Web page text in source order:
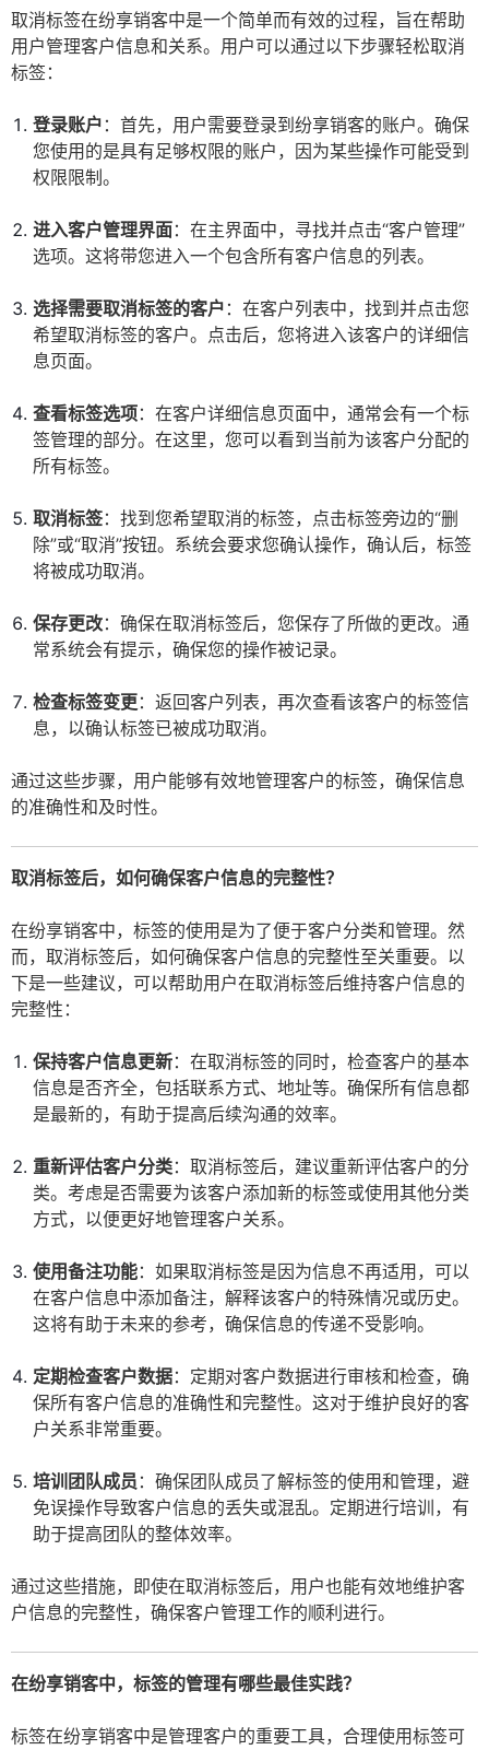
取消标签在纷享销客中是一个简单而有效的过程，旨在帮助
用户管理客户信息和关系。用户可以通过以下步骤轻松取消
标签：
登录账户 ：首先，用户需要登录到纷享销客的账户。确保
您使用的是具有足够权限的账户，因为某些操作可能受到
权限限制。
进入客户管理界面：在主界面中，寻找并点击“客户管理”
选项。这将带您进入一个包含所有客户信息的列表。
选择需要取消标签的客户 ：在客户列表中，找到并点击您
希望取消标签的客户。点击后，您将进入该客户的详细信
息页面。
查看标签选项：在客户详细信息页面中，通常会有一个标
签管理的部分。在这里，您可以看到当前为该客户分配的
所有标签。
取消标签：找到您希望取消的标签，点击标签旁边的“删
除”或“取消”按钮。系统会要求您确认操作，确认后，标签
将被成功取消。
保存更改：确保在取消标签后，您保存了所做的更改。通
常系统会有提示，确保您的操作被记录。
检查标签变更：返回客户列表，再次查看该客户的标签信
息，以确认标签已被成功取消。
通过这些步骤，用户能够有效地管理客户的标签，确保信息
的准确性和及时性。
取消标签后，如何确保客户信息的完整性？
在纷享销客中，标签的使用是为了便于客户分类和管理。然
而，取消标签后，如何确保客户信息的完整性至关重要。以
下是一些建议，可以帮助用户在取消标签后维持客户信息的
完整性：
保持客户信息更新：在取消标签的同时，检查客户的基本
信息是否齐全，包括联系方式、地址等。确保所有信息都
是最新的，有助于提高后续沟通的效率。
重新评估客户分类：取消标签后，建议重新评估客户的分
类。考虑是否需要为该客户添加新的标签或使用其他分类
方式，以便更好地管理客户关系。
使用备注功能：如果取消标签是因为信息不再适用，可以
在客户信息中添加备注，解释该客户的特殊情况或历史。
这将有助于未来的参考，确保信息的传递不受影响。
定期检查客户数据：定期对客户数据进行审核和检查，确
保所有客户信息的准确性和完整性。这对于维护良好的客
户关系非常重要。
培训团队成员 ：确保团队成员了解标签的使用和管理，避
免误操作导致客户信息的丢失或混乱。定期进行培训，有
助于提高团队的整体效率。
通过这些措施，即使在取消标签后，用户也能有效地维护客
户信息的完整性，确保客户管理工作的顺利进行。
在纷享销客中，标签的管理有哪些最佳实践？
标签在纷享销客中是管理客户的重要工具，合理使用标签可